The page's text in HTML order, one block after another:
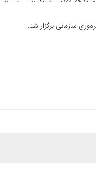
سازمانی برگزار شد.